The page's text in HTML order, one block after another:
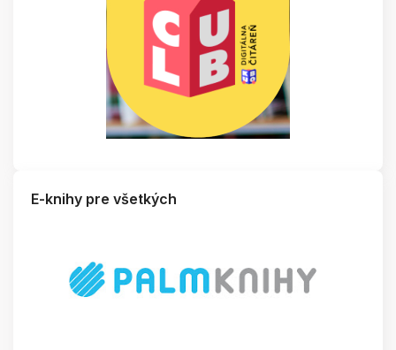
E-knihy pre všetkých